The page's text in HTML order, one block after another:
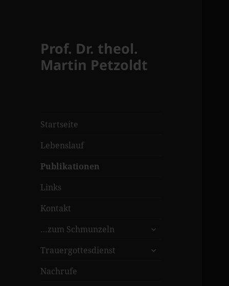
Prof. Dr. theol.
Martin Petzoldt
Startseite
Lebenslauf
Publikationen
Links
Kontakt
…zum Schmunzeln
untermenü
Trauergottesdienst
untermenü
Nachrufe